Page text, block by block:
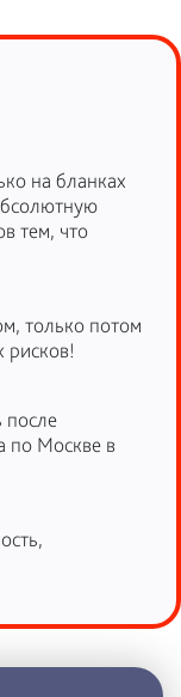
на бланках
тем, что
только потом
рисков!
после
по Москве в